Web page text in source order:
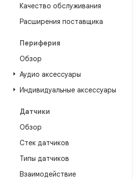
Качество обслуживания
Расширения поставщика
Периферия
Обзор
Аудио аксессуары
Индивидуальные аксессуары
Датчики
Обзор
Стек датчиков
Типы датчиков
Взаимодействие